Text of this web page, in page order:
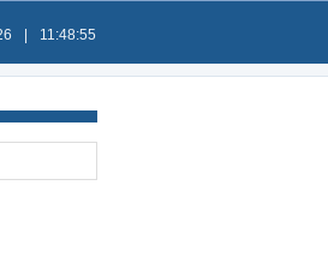
11:48:55